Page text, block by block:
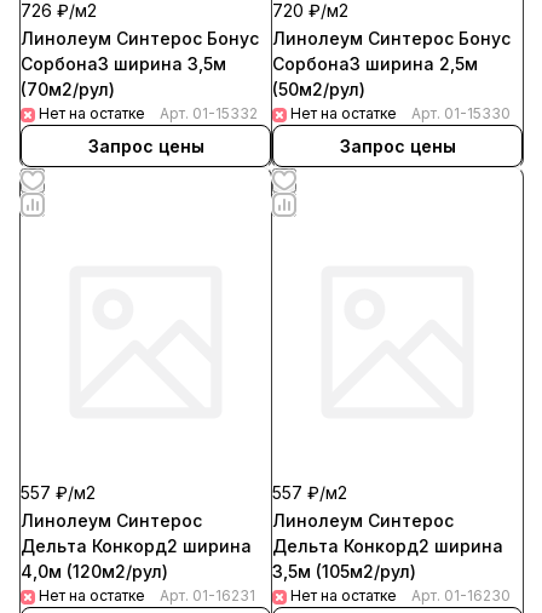
726 ₽/м2
Линолеум Синтерос Бонус
Сорбона3 ширина 3,5м
(70м2/рул)
Нет на остатке Арт. 01-15332
Запрос цены
720 ₽/м2
Линолеум Синтерос Бонус
Сорбона3 ширина 2,5м
(50м2/рул)
Нет на остатке Арт. 01-15330
Запрос цены
557 ₽/м2
Линолеум Синтерос
Дельта Конкорд2 ширина
4,0м (120м2/рул)
Нет на остатке Арт. 01-16231
557 ₽/м2
Линолеум Синтерос
Дельта Конкорд2 ширина
3,5м (105м2/рул)
Нет на остатке Арт. 01-16230